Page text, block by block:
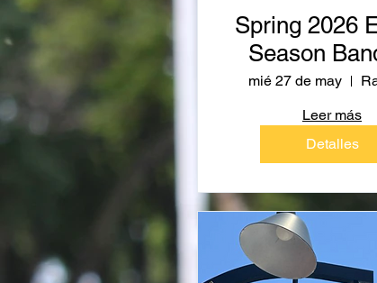
Spring 2026
Season
mié 27 de may
Leer más
Detalles